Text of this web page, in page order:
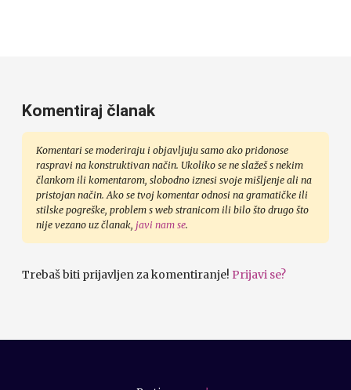
Komentiraj članak
Komentari se moderiraju i objavljuju samo ako pridonose
raspravi na konstruktivan način. Ukoliko se ne slažeš s nekim
člankom ili komentarom, slobodno iznesi svoje mišljenje ali na
pristojan način. Ako se tvoj komentar odnosi na gramatičke ili
stilske pogreške, problem s web stranicom ili bilo što drugo što
nije vezano uz članak, javi nam se.
Trebaš biti prijavljen za komentiranje! Prijavi se?